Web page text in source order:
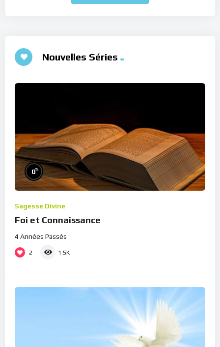
Nouvelles Séries
0%
Sagesse Divine
Foi et Connaissance
4 Années Passés
2 1.5K